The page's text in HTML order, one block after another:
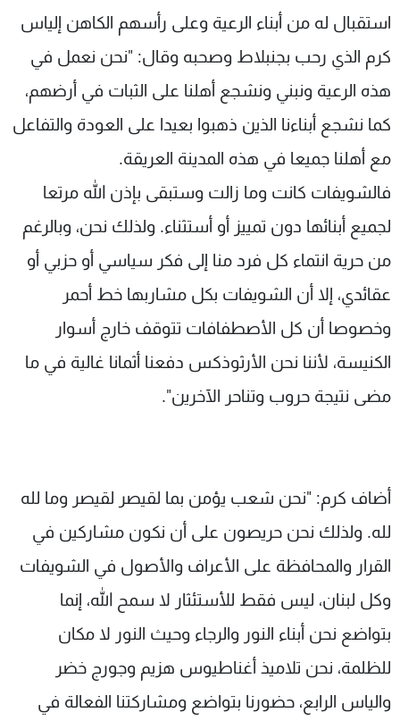
استقبال له من أبناء الرعية وعلى رأسهم الكاهن إلياس
كرم الذي رحب بجنبلاط وصحبه وقال: "نحن نعمل في
هذه الرعية ونبني ونشجع أهلنا على الثبات في أرضهم،
كما نشجع أبناءنا الذين ذهبوا بعيدا على العودة والتفاعل
مع أهلنا جميعا في هذه المدينة العريقة.
فالشويفات كانت وما زالت وستبقى بإذن الله مرتعا
لجميع أبنائها دون تمييز أو أستثناء. ولذلك نحن، وبالرغم
من حرية انتماء كل فرد منا إلى فكر سياسي أو حزبي أو
عقائدي، إلا أن الشويفات بكل مشاربها خط أحمر
وخصوصا أن كل الأصطفافات تتوقف خارج أسوار
الكنيسة، لأننا نحن الأرثوذكس دفعنا أثمانا غالية في ما
مضى نتيجة حروب وتناحر الآخرين".
أضاف كرم: "نحن شعب يؤمن بما لقيصر لقيصر وما لله
لله. ولذلك نحن حريصون على أن نكون مشاركين في
القرار والمحافظة على الأعراف والأصول في الشويفات
وكل لبنان، ليس فقط للأستئثار لا سمح الله، إنما
بتواضع نحن أبناء النور والرجاء وحيث النور لا مكان
للظلمة، نحن تلاميذ أغناطيوس هزيم وجورج خضر
والياس الرابع، حضورنا بتواضع ومشاركتنا الفعالة في